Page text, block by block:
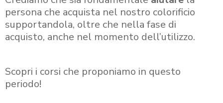
persona che acquista nel nostro colorificio
supportandola, oltre che nella fase di
acquisto, anche nel momento dell’utilizzo.
Scopri i corsi che proponiamo in questo
periodo!